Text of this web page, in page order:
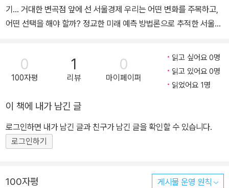
기… 거대한 변곡점 앞에 선 서울경제 우리는 어떤 변화를 주목하고,
어떤 선택을 해야 할까? 정교한 미래 예측 방법론으로 추적한 서울경
은 지금 거대한 전환점에 서 있다. 과거의 성장 방식이 더는 통하지 않
는 시대이자 복합적 위기가 한꺼번에 몰려오며 서울경제는 커다란 도
전에 직면했다. 지난 10년간 이어진 저성장과 산업구조의 고착, 고용
도가 필요한 시점이다. 『서울경제의 미래를 설계하다』는 이러한 문제
의식에서 출발한 책이다. 이 책은 단순한 경제 전망을 넘어, 지난 10
년간의 서울경제를 지표 분석으로 꼼꼼히 진단하고, 환경스캐닝과 전
문가 델파이 조사를 통해 앞으로 다가올 미래를 예측한다. 서울의 초
이 무엇을 준비해야 하는지 짚어낸다. 특히 주목할 점은 서울이 ‘성장
0
100자평
1
리뷰
0
마이페이퍼
읽고 싶어요 0명
읽고 있어요 0명
읽었어요 1명
이 책에 내가 남긴 글
로그인하면 내가 남긴 글과 친구가 남긴 글을 확인할 수 있습니다.
로그인하기
100자평 게시물 운영 원칙